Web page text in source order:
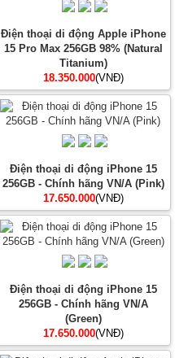
Điện thoại di động Apple iPhone
15 Pro Max 256GB 98% (Natural
Titanium)
18.350.000(VNĐ)
Điện thoại di động iPhone 15
256GB - Chính hãng VN/A (Pink)
17.650.000(VNĐ)
Điện thoại di động iPhone 15
256GB - Chính hãng VN/A
(Green)
17.650.000(VNĐ)